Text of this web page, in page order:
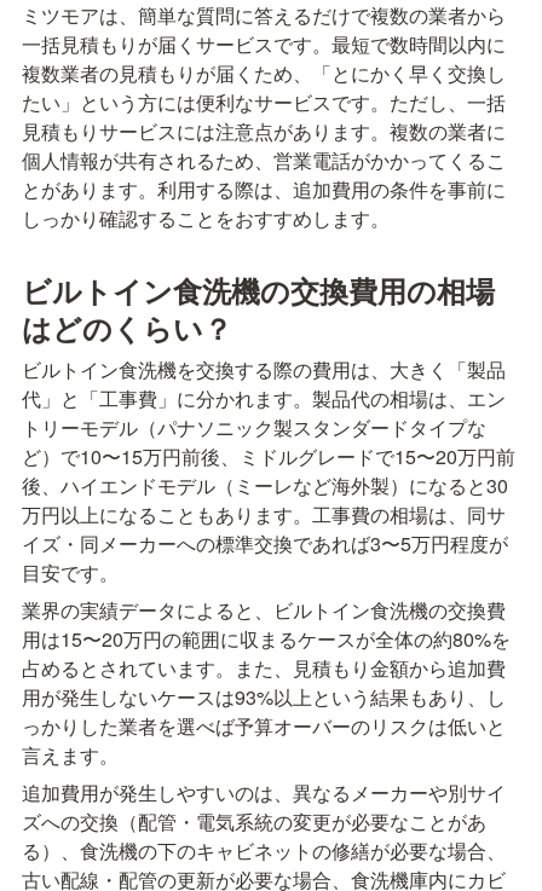
ミツモアは、簡単な質問に答えるだけで複数の業者から
一括見積もりが届くサービスです。最短で数時間以内に
複数業者の見積もりが届くため、「とにかく早く交換し
たい」という方には便利なサービスです。ただし、一括
見積もりサービスには注意点があります。複数の業者に
個人情報が共有されるため、営業電話がかかってくるこ
とがあります。利用する際は、追加費用の条件を事前に
しっかり確認することをおすすめします。
ビルトイン食洗機の交換費用の相場
はどのくらい？
ビルトイン食洗機を交換する際の費用は、大きく「製品
代」と「工事費」に分かれます。製品代の相場は、エン
トリーモデル（パナソニック製スタンダードタイプな
ど）で10〜15万円前後、ミドルグレードで15〜20万円前
後、ハイエンドモデル（ミーレなど海外製）になると30
万円以上になることもあります。工事費の相場は、同サ
イズ・同メーカーへの標準交換であれば3〜5万円程度が
目安です。
業界の実績データによると、ビルトイン食洗機の交換費
用は15〜20万円の範囲に収まるケースが全体の約80%を
占めるとされています。また、見積もり金額から追加費
用が発生しないケースは93%以上という結果もあり、し
っかりした業者を選べば予算オーバーのリスクは低いと
言えます。
追加費用が発生しやすいのは、異なるメーカーや別サイ
ズへの交換（配管・電気系統の変更が必要なことがあ
る）、食洗機の下のキャビネットの修繕が必要な場合、
古い配線・配管の更新が必要な場合、食洗機庫内にカビ